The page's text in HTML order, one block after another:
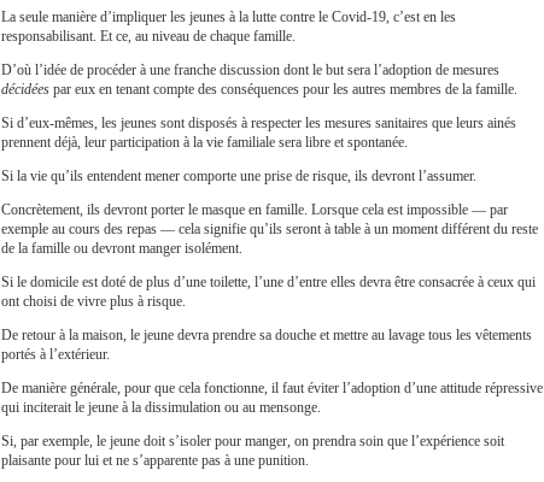
La seule manière d’impliquer les jeunes à la lutte contre le Covid-19, c’est en les
responsabilisant. Et ce, au niveau de chaque famille.
D’où l’idée de procéder à une franche discussion dont le but sera l’adoption de mesures
décidées par eux en tenant compte des conséquences pour les autres membres de la famille.
Si d’eux-mêmes, les jeunes sont disposés à respecter les mesures sanitaires que leurs ainés
prennent déjà, leur participation à la vie familiale sera libre et spontanée.
Si la vie qu’ils entendent mener comporte une prise de risque, ils devront l’assumer.
Concrètement, ils devront porter le masque en famille. Lorsque cela est impossible — par
exemple au cours des repas — cela signifie qu’ils seront à table à un moment différent du reste
de la famille ou devront manger isolément.
Si le domicile est doté de plus d’une toilette, l’une d’entre elles devra être consacrée à ceux qui
ont choisi de vivre plus à risque.
De retour à la maison, le jeune devra prendre sa douche et mettre au lavage tous les vêtements
portés à l’extérieur.
De manière générale, pour que cela fonctionne, il faut éviter l’adoption d’une attitude répressive
qui inciterait le jeune à la dissimulation ou au mensonge.
Si, par exemple, le jeune doit s’isoler pour manger, on prendra soin que l’expérience soit
plaisante pour lui et ne s’apparente pas à une punition.